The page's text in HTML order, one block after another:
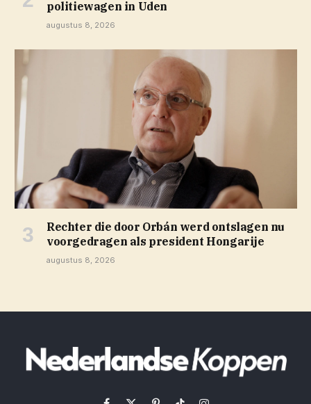
politiewagen in Uden
augustus 8, 2026
Rechter die door Orbán werd ontslagen nu
voorgedragen als president Hongarije
augustus 8, 2026